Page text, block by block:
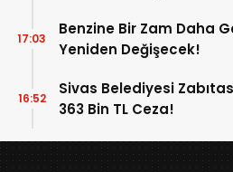
Benzine Bir Zam Daha
Yeniden Değişecek!
17:03
Sivas Belediyesi
363 Bin TL Ceza!
16:52